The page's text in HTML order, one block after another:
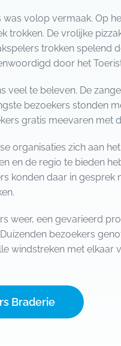
volop vermaak. Op
trokken. De vrolijke
trokken spelend
door het
veel te beleven. De
bezoekers stonden
gratis meevaren met
organisaties zich aan
en de regio te bieden
konden daar in
weer, een gevarieerd
bezoekers
windstreken met elkaar
Braderie